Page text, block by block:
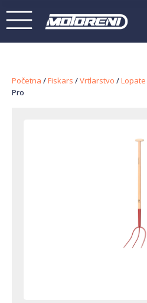
Početna /Fiskars /Vrtlarstvo /Lopate
Pro